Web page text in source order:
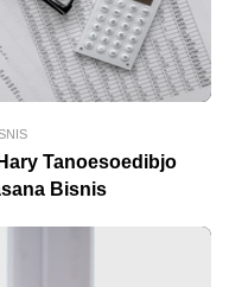
Tanoesoedibjo
Bisnis